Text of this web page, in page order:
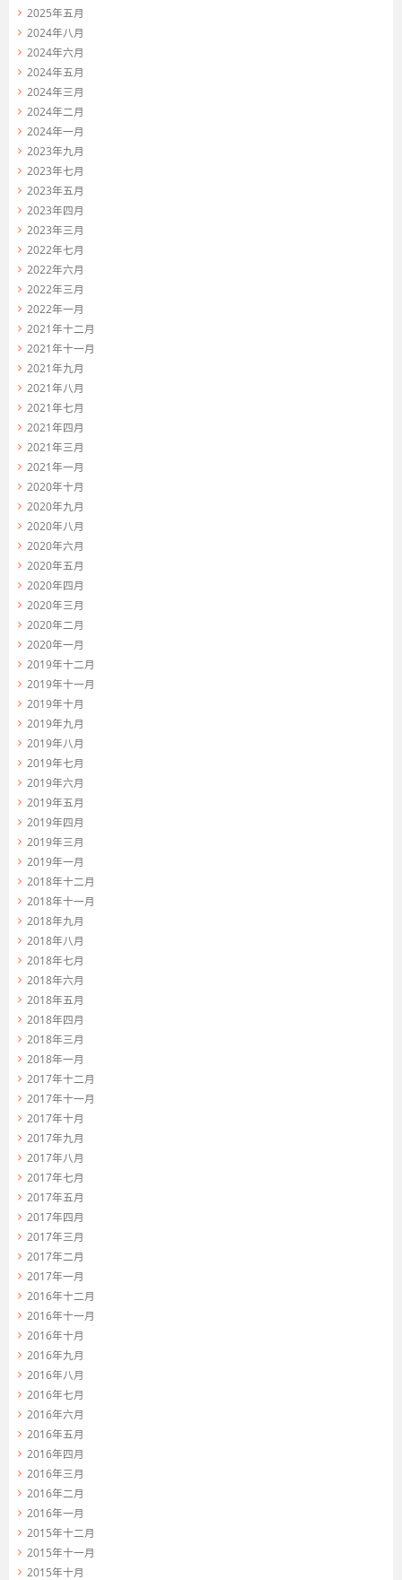
2025年五月
2024年八月
2024年六月
2024年五月
2024年三月
2024年二月
2024年一月
2023年九月
2023年七月
2023年五月
2023年四月
2023年三月
2022年七月
2022年六月
2022年三月
2022年一月
2021年十二月
2021年十一月
2021年九月
2021年八月
2021年七月
2021年四月
2021年三月
2021年一月
2020年十月
2020年九月
2020年八月
2020年六月
2020年五月
2020年四月
2020年三月
2020年二月
2020年一月
2019年十二月
2019年十一月
2019年十月
2019年九月
2019年八月
2019年七月
2019年六月
2019年五月
2019年四月
2019年三月
2019年一月
2018年十二月
2018年十一月
2018年九月
2018年八月
2018年七月
2018年六月
2018年五月
2018年四月
2018年三月
2018年一月
2017年十二月
2017年十一月
2017年十月
2017年九月
2017年八月
2017年七月
2017年五月
2017年四月
2017年三月
2017年二月
2017年一月
2016年十二月
2016年十一月
2016年十月
2016年九月
2016年八月
2016年七月
2016年六月
2016年五月
2016年四月
2016年三月
2016年二月
2016年一月
2015年十二月
2015年十一月
2015年十月